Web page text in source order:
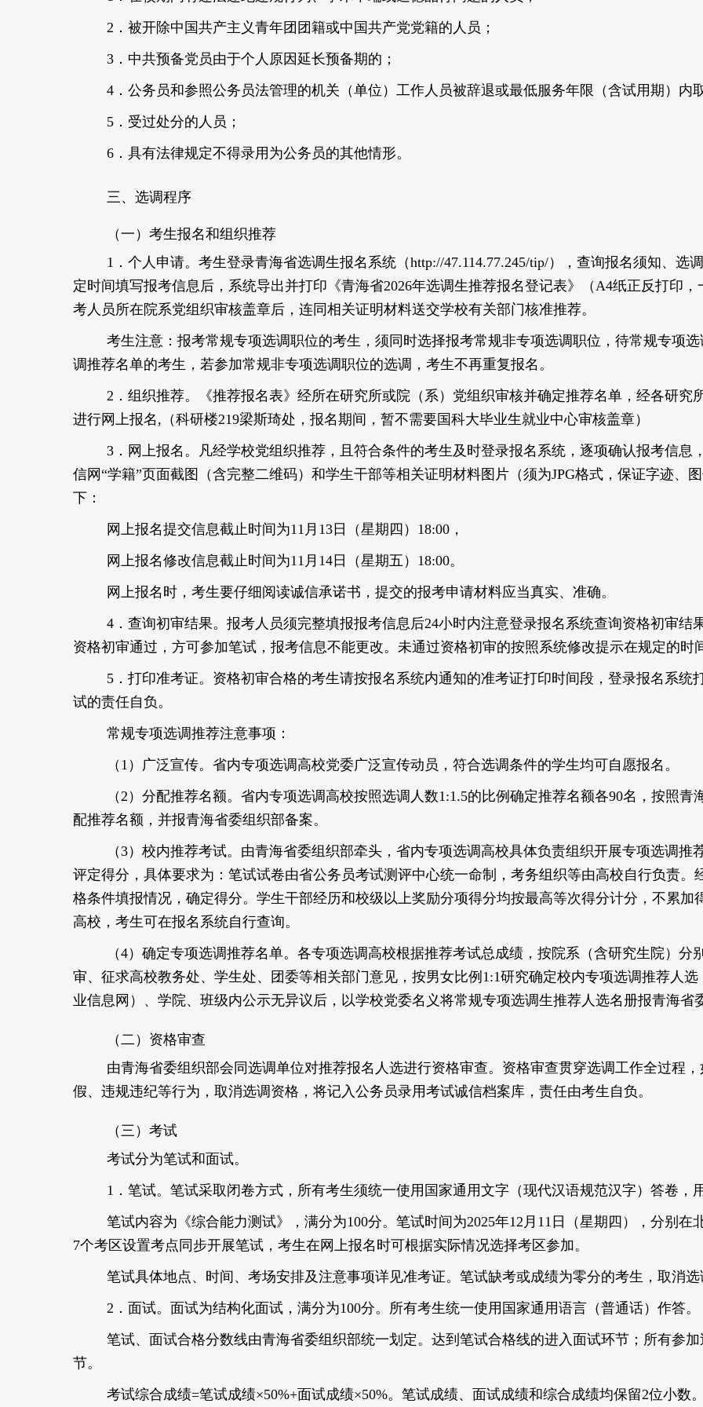
2．被开除中国共产主义青年团团籍或中国共产党党籍的人员；
3．中共预备党员由于个人原因延长预备期的；
4．公务员和参照公务员法管理的机关（单位）工作人员被辞退或最低服务年限（含试用期）内
5．受过处分的人员；
6．具有法律规定不得录用为公务员的其他情形。
三、选调程序
（一）考生报名和组织推荐
1 ．个人申请。 考生登录青海省选调生报名系统（http://47.114.77.245/tip/），查询报名须知、选
定时间填写报考信息后，系统导出并打印《青海省2026年选调生推荐报名登记表》（A4纸正反打印
考人员所在院系党组织审核盖章后，连同相关证明材料送交学校有关部门核准推荐。
考生注意：报考常规专项选调职位的考生，须同时选择报考常规非专项选调职位，待常规专项
调推荐名单的考生，若参加常规非专项选调职位的选调，考生不再重复报名。
2 ．组织推荐。
《推荐报名表》经所在研究所或院（系）党组织审核并确定推荐名单，经各研
进行网上报名,（科研楼219梁斯琦处，报名期间，暂不需要国科大毕业生就业中心审核盖章）
3 ．网上报名。 凡经学校党组织推荐，且符合条件的考生及时登录报名系统，逐项确认报考信息
信网“学籍”页面截图（含完整二维码）和学生干部等相关证明材料图片（须为JPG格式，保证字迹、
下：
网上报名提交信息截止时间为11月13日（星期四）18:00，
网上报名修改信息截止时间为11月14日（星期五）18:00。
网上报名时，考生要仔细阅读诚信承诺书，提交的报考申请材料应当真实、准确。
4 ．查询初审结果。 报考人员须完整填报报考信息后24小时内注意登录报名系统查询资格初审结
资格初审通过，方可参加笔试，报考信息不能更改。未通过资格初审的按照系统修改提示在规定的时
5 ．打印准考证。 资格初审合格的考生请按报名系统内通知的准考证打印时间段，登录报名系统
试的责任自负。
常规专项选调推荐注意事项：
（1）广泛宣传。省内专项选调高校党委广泛宣传动员，符合选调条件的学生均可自愿报名。
（2）分配推荐名额。省内专项选调高校按照选调人数1:1.5的比例确定推荐名额各90名，按照
配推荐名额，并报青海省委组织部备案。
（3）校内推荐考试。由青海省委组织部牵头，省内专项选调高校具体负责组织开展专项选调
评定得分，具体要求为：笔试试卷由省公务员考试测评中心统一命制，考务组织等由高校自行负责
格条件填报情况，确定得分。学生干部经历和校级以上奖励分项得分均按最高等次得分计分，不累
高校，考生可在报名系统自行查询。
（4）确定专项选调推荐名单。各专项选调高校根据推荐考试总成绩，按院系（含研究生院）
审、征求高校教务处、学生处、团委等相关部门意见，按男女比例1:1研究确定校内专项选调推荐人
业信息网）、学院、班级内公示无异议后，以学校党委名义将常规专项选调生推荐人选名册报青海省
（二）资格审查
由青海省委组织部会同选调单位对推荐报名人选进行资格审查。资格审查贯穿选调工作全过程
假、违规违纪等行为，取消选调资格，将记入公务员录用考试诚信档案库，责任由考生自负。
（三）考试
考试分为笔试和面试。
1．笔试。笔试采取闭卷方式，所有考生须统一使用国家通用文字（现代汉语规范汉字）答卷，
笔试内容为《综合能力测试》，满分为100分。笔试时间为2025年12月11日（星期四），分别
7个考区设置考点同步开展笔试，考生在网上报名时可根据实际情况选择考区参加。
笔试具体地点、时间、考场安排及注意事项详见准考证。笔试缺考或成绩为零分的考生，取消
2．面试。面试为结构化面试，满分为100分。所有考生统一使用国家通用语言（普通话）作答。
笔试、面试合格分数线由青海省委组织部统一划定。达到笔试合格线的进入面试环节；所有参
节。
考试综合成绩=笔试成绩×50%+面试成绩×50%。笔试成绩、面试成绩和综合成绩均保留2位小数